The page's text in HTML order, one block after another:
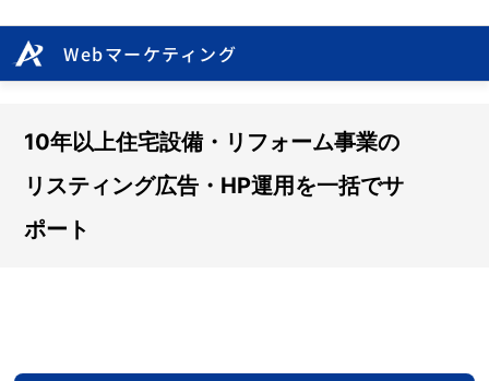
Webマーケティング
10年以上住宅設備・リフォーム事業の
リスティング広告・HP運用を一括でサ
ポート